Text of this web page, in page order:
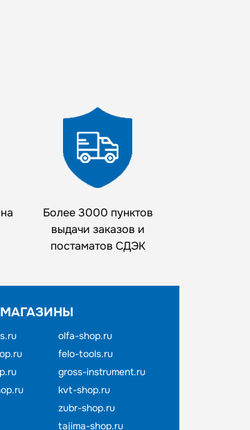
Более 3000 пунктов
выдачи заказов и
постаматов СДЭК
olfa-shop.ru
felo-tools.ru
gross-instrument.ru
kvt-shop.ru
zubr-shop.ru
tajima-shop.ru